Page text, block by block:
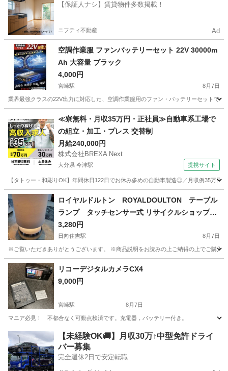
【保証人ナシ】賃貸物件多数掲載！
ニフティ不動産 Ad
空調作業服 ファンバッテリーセット 22V 30000m
Ah 大容量 ブラック
4,000円
宮崎駅 8月7日
業界最強クラスの22V出力に対応した、空調作業服用のファン・バッテリーセットで
宮崎駅 その他 mAh
≪寮無料・月収35万円・正社員≫自動車系工場で
の組立・加工・プレス 交替制
月給240,000円
株式会社BREXA Next
大分県 今津駅 提携サイト
【タトゥー・和彫りOK】年間休日122日でお休み多めの自動車製造◎／月収例35万
大分 中津市 今津駅 その他
ロイヤルドルトン ROYALDOULTON テーブル
ランプ タッチセンサー式 リサイクルショップ宮
崎屋 住吉店26.8.7
3,280円
日向住吉駅 8月7日
※ご覧いただきありがとうございます。 ※商品説明をお読みの上ご納得の上でご購
宮崎 宮崎市 日向住吉駅 その他
リコーデジタルカメラCX4
9,000円
宮崎駅 8月7日
マニア必見！ 不都合なく可動点検済です。充電器，バッテリー付き。
宮崎市 宮崎駅 カメラ 充電器
【未経験OK🚚】月収30万↑中型免許ドライ
バー募集
完全週休2日で安定転職